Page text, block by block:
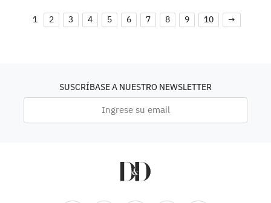
1 2 3 4 5 6 7 8 9 10 →
SUSCRÍBASE A NUESTRO NEWSLETTER